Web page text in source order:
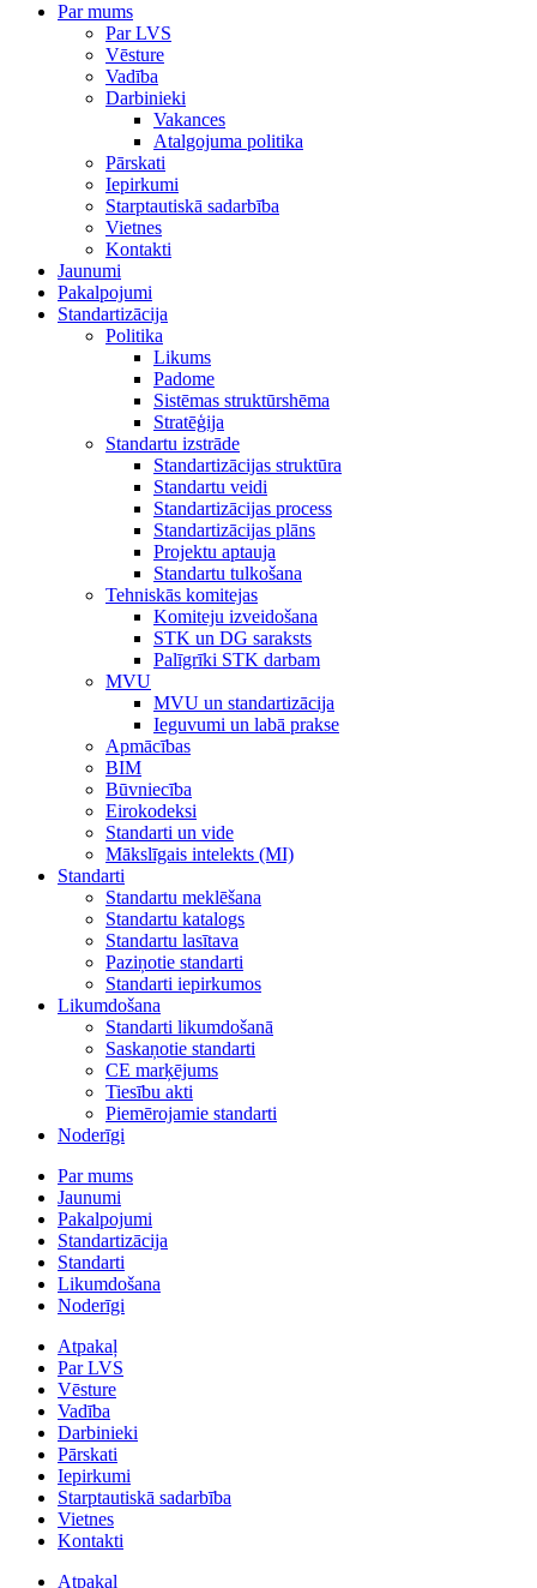
Par mums
Par LVS
Vēsture
Vadība
Darbinieki
Vakances
Atalgojuma politika
Pārskati
Iepirkumi
Starptautiskā sadarbība
Vietnes
Kontakti
Jaunumi
Pakalpojumi
Standartizācija
Politika
Likums
Padome
Sistēmas struktūrshēma
Stratēģija
Standartu izstrāde
Standartizācijas struktūra
Standartu veidi
Standartizācijas process
Standartizācijas plāns
Projektu aptauja
Standartu tulkošana
Tehniskās komitejas
Komiteju izveidošana
STK un DG saraksts
Palīgrīki STK darbam
MVU
MVU un standartizācija
Ieguvumi un labā prakse
Apmācības
BIM
Būvniecība
Eirokodeksi
Standarti un vide
Mākslīgais intelekts (MI)
Standarti
Standartu meklēšana
Standartu katalogs
Standartu lasītava
Paziņotie standarti
Standarti iepirkumos
Likumdošana
Standarti likumdošanā
Saskaņotie standarti
CE marķējums
Tiesību akti
Piemērojamie standarti
Noderīgi
Par mums
Jaunumi
Pakalpojumi
Standartizācija
Standarti
Likumdošana
Noderīgi
Atpakaļ
Par LVS
Vēsture
Vadība
Darbinieki
Pārskati
Iepirkumi
Starptautiskā sadarbība
Vietnes
Kontakti
Atpakaļ